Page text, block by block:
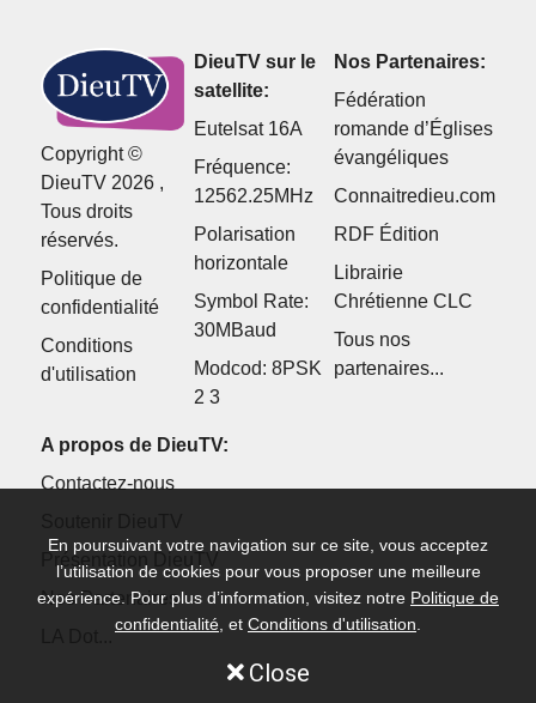
Copyright ©
DieuTV 2026 ,
Tous droits
réservés.
Politique de
confidentialité
Conditions
d'utilisation
DieuTV sur le
satellite:
Eutelsat 16A
Fréquence:
12562.25MHz
Polarisation
horizontale
Symbol Rate:
30MBaud
Modcod: 8PSK
2 3
Nos Partenaires:
Fédération
romande d’Églises
évangéliques
Connaitredieu.com
RDF Édition
Librairie
Chrétienne CLC
Tous nos
partenaires...
A propos de DieuTV:
Contactez-nous
Présentation DieuTV
Nos Partenaires
En poursuivant votre navigation sur ce site, vous acceptez
l’utilisation de cookies pour vous proposer une meilleure
expérience. Pour plus d’information, visitez notre Politique de
confidentialité , et Conditions d'utilisation